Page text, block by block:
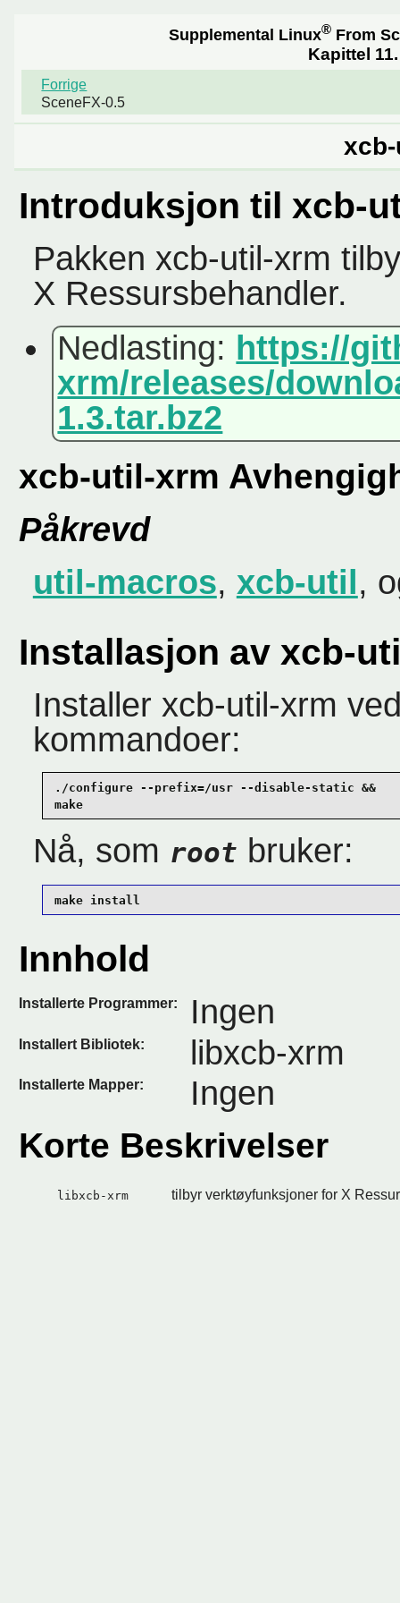
Supplemental Linux®From
Kapittel
Forrige
SceneFX-0.5
Introduksjon til xcb-
Pakken xcb-util-xrm
X Ressursbehandler.
Nedlasting: https://
xrm/releases/
1.3.tar.bz2
xcb-util-xrm
Påkrevd
util-macros, xcb-util ,
Installasjon av xcb-
Installer xcb-util-xrm
kommandoer:
./configure --prefix=/usr --disable-static &&
make
Nå, som root bruker:
make install
Innhold
Installerte Programmer: Ingen
Installert Bibliotek: libxcb-xrm
Installerte Mapper: Ingen
Korte Beskrivelser
libxcb-xrm tilbyr verktøyfunksjoner for X